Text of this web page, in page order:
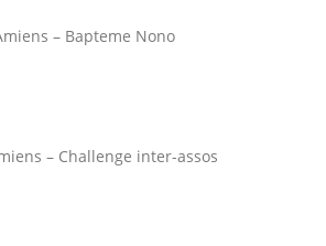
– Bapteme Nono
– Challenge inter-assos